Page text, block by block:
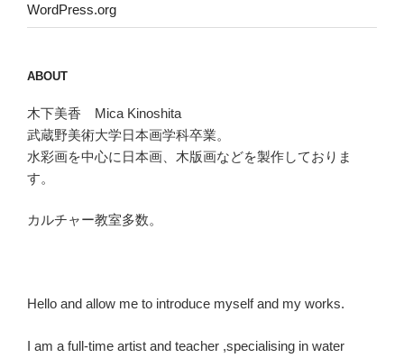
WordPress.org
ABOUT
木下美香 Mica Kinoshita
武蔵野美術大学日本画学科卒業。
水彩画を中心に日本画、木版画などを製作しておりま
す。
カルチャー教室多数。
Hello and allow me to introduce myself and my works.
I am a full-time artist and teacher ,specialising in water